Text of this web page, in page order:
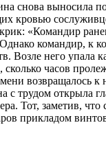
снова выносила
кровью
«Командир
командир, к
Возле него упала
часов
возвращалось к
с трудом открыла
Тот, заметив, что
прикладом